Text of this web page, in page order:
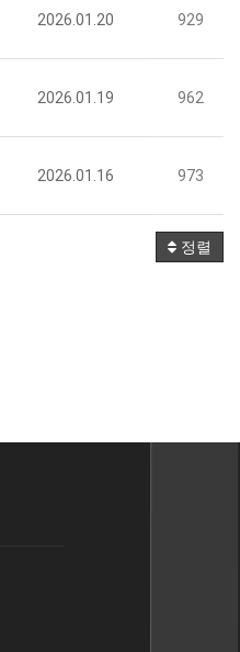
2026.01.20 929
2026.01.19 962
2026.01.16 973
정렬